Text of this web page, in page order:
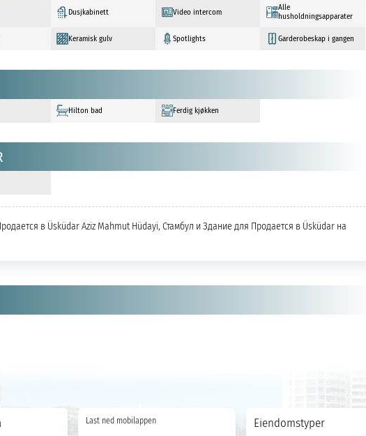
Dusjkabinett Video intercom
Alle
husholdningsapparater
Keramisk gulv Spotlights Garderobeskap i gangen
Hilton bad Ferdig kjøkken
в Üsküdar Aziz Mahmut Hüdayi, Стамбул и Здание для Продается в Üsküdar на
Last ned mobilappen Eiendomstyper